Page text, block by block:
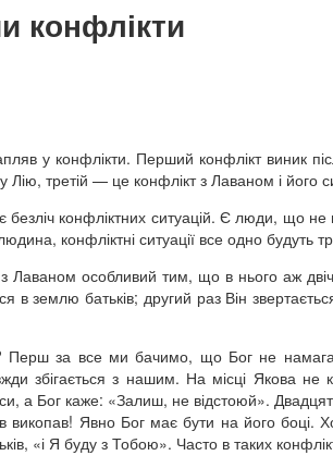
конфлікти
у конфлікти. Перший конфлікт виник
третій — це конфлікт з Лаваном і його
безліч конфліктних ситуацій. Є люди, що
конфліктні ситуації все одно будуть
Лаваном особливий тим, що в нього аж
в землю батьків; другий раз Він
за все ми бачимо, що Бог не
збігається з нашим. На місці Якова
а Бог каже: «Залиш, не відстоюй».
викопав! Явно Бог має бути на його
«і Я буду з Тобою». Часто в таких